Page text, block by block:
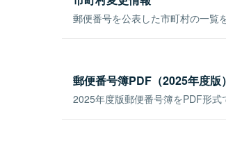
郵便番号を公表した市町村の一覧
郵便番号簿PDF（2025年度版）
2025年度版郵便番号簿をPDF形式